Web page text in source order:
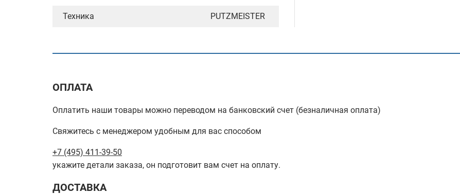
Техника PUTZMEISTER
ОПЛАТА
Оплатить наши товары можно переводом на банковский счет (безналичная оплата)
Свяжитесь с менеджером удобным для вас способом
+7 (495) 411-39-50
укажите детали заказа, он подготовит вам счет на оплату.
ДОСТАВКА